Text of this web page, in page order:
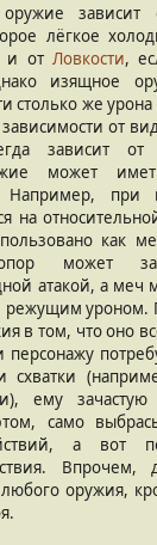
зависит
лёгкое
и от Ловкости,
изящное
столько же
от
зависит
может
Например, при
на
как
может
атакой, а меч
уроном.
в том, что оно
персонажу
схватки
ему зачастую
само
а вот
Впрочем,
оружия,